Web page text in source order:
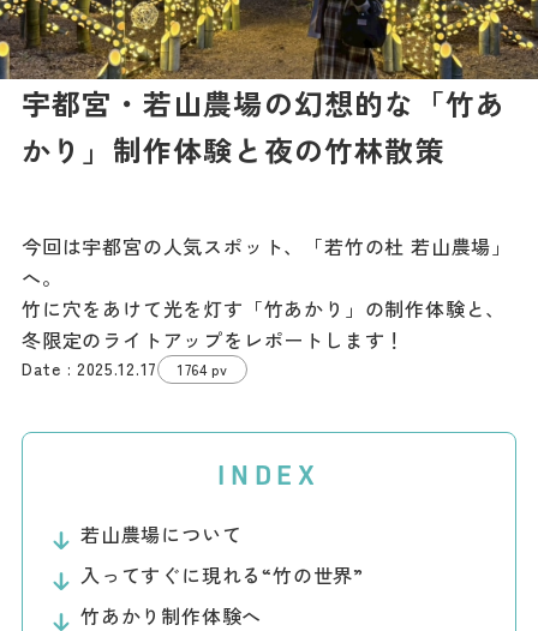
宇都宮・若山農場の幻想的な「竹あ
かり」制作体験と夜の竹林散策
今回は宇都宮の人気スポット、「若竹の杜 若山農場」
へ。
竹に穴をあけて光を灯す「竹あかり」の制作体験と、
冬限定のライトアップをレポートします！
2025.12.17 1764 pv
INDEX
若山農場について
入ってすぐに現れる“竹の世界”
竹あかり制作体験へ
ピックアップ
はじめての宇都宮
宇都宮市民ライター
記事
市民がおすすめ！餃
撮影支援・
MICE
Languag
e
フォトダウン